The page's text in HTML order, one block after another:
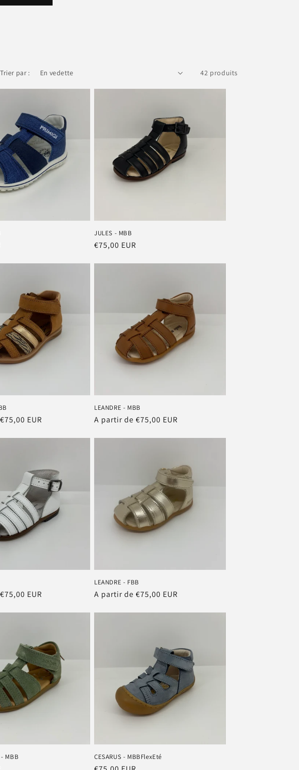
Trier par : 42 produits
JULES - MBB
Prix
€75,00 EUR
EUR
LEANDRE - MBB
Prix
A partir de €75,00 EUR
EUR
LEANDRE - FBB
Prix
A partir de €75,00 EUR
MBB CESARUS - MBBFlexEté